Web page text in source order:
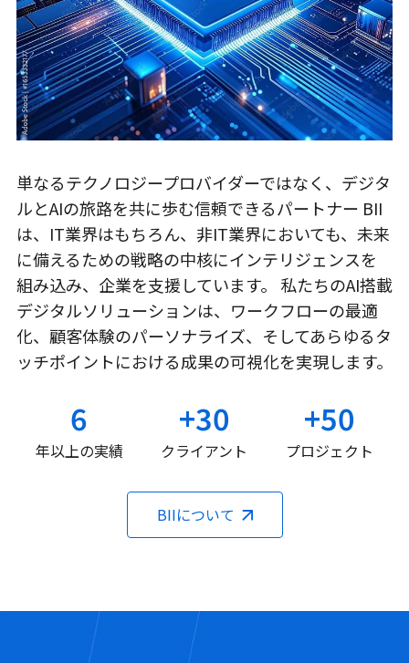
単なるテクノロジープロバイダーではなく、デジタ
ルとAIの旅路を共に歩む信頼できるパートナー BII
は、IT業界はもちろん、非IT業界においても、未来
に備えるための戦略の中核にインテリジェンスを
組み込み、企業を支援しています。 私たちのAI搭載
デジタルソリューションは、ワークフローの最適
化、顧客体験のパーソナライズ、そしてあらゆるタ
ッチポイントにおける成果の可視化を実現します。
6
年以上の実績
+30
クライアント
+50
プロジェクト
BIIについて